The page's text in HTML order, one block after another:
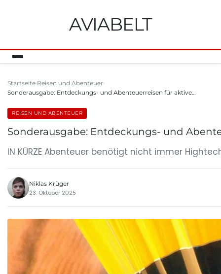
AVIABELT
Startseite Reisen und Abenteuer
Sonderausgabe: Entdeckungs- und Abenteuerreisen für aktive…
REISEN UND ABENTEUER
Sonderausgabe: Entdeckungs- und
IN KÜRZE Abenteuer benötigt nicht immer
Niklas Krüger
23. Oktober 2025